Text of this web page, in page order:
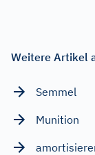
Weitere Artikel
Semmel
Munition